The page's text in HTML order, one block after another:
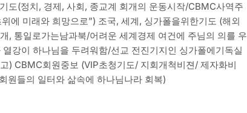
도(정치, 경제, 사회, 종교계 회개의 운동시작/CBMC사역주
에 미래와 희망으로”) 조국, 세계, 싱가폴을위한기도 (해외
, 통일로가는남과북/어려운 세계경제 여건에 주님의 의를 우
강이 하나님을 두려워함/선교 전진기지인 싱가폴에기독실
) CBMC회원중보 (VIP초청기도/ 지회개척비젼/ 제자화비
원들의 일터와 삶속에 하나님나라 회복)